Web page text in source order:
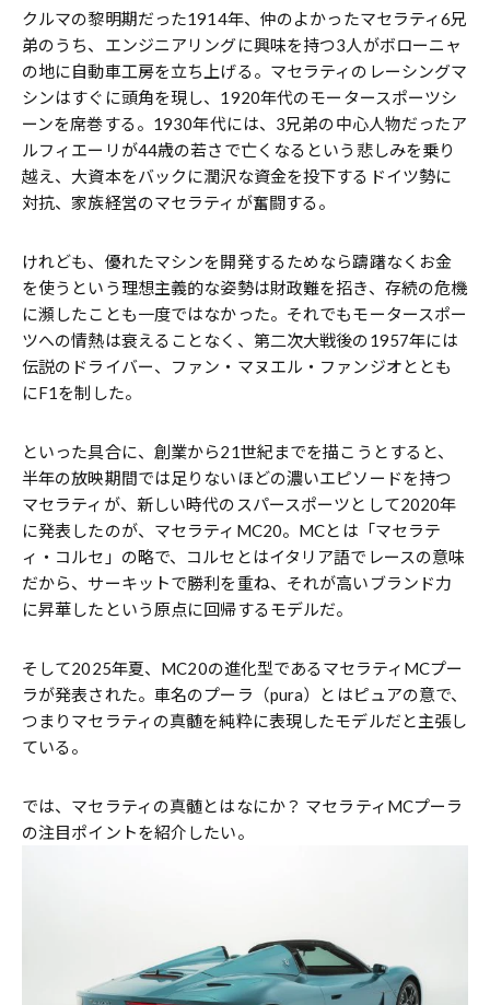
クルマの黎明期だった1914年、仲のよかったマセラティ6兄
弟のうち、エンジニアリングに興味を持つ3人がボローニャ
の地に自動車工房を立ち上げる。マセラティのレーシングマ
シンはすぐに頭角を現し、1920年代のモータースポーツシ
ーンを席巻する。1930年代には、3兄弟の中心人物だったア
ルフィエーリが44歳の若さで亡くなるという悲しみを乗り
越え、大資本をバックに潤沢な資金を投下するドイツ勢に
対抗、家族経営のマセラティが奮闘する。
けれども、優れたマシンを開発するためなら躊躇なくお金
を使うという理想主義的な姿勢は財政難を招き、存続の危機
に瀕したことも一度ではなかった。それでもモータースポー
ツへの情熱は衰えることなく、第二次大戦後の1957年には
伝説のドライバー、ファン・マヌエル・ファンジオととも
にF1を制した。
といった具合に、創業から21世紀までを描こうとすると、
半年の放映期間では足りないほどの濃いエピソードを持つ
マセラティが、新しい時代のスパースポーツとして2020年
に発表したのが、マセラティMC20。MCとは「マセラテ
ィ・コルセ」の略で、コルセとはイタリア語でレースの意味
だから、サーキットで勝利を重ね、それが高いブランド力
に昇華したという原点に回帰するモデルだ。
そして2025年夏、MC20の進化型であるマセラティMCプー
ラが発表された。車名のプーラ（pura）とはピュアの意で、
つまりマセラティの真髄を純粋に表現したモデルだと主張し
ている。
では、マセラティの真髄とはなにか？ マセラティMCプーラ
の注目ポイントを紹介したい。